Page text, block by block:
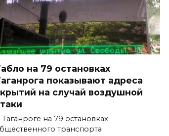
на 79 остановках
показывают адреса
на случай воздушной
Таганроге на 79 остановках
транспорта